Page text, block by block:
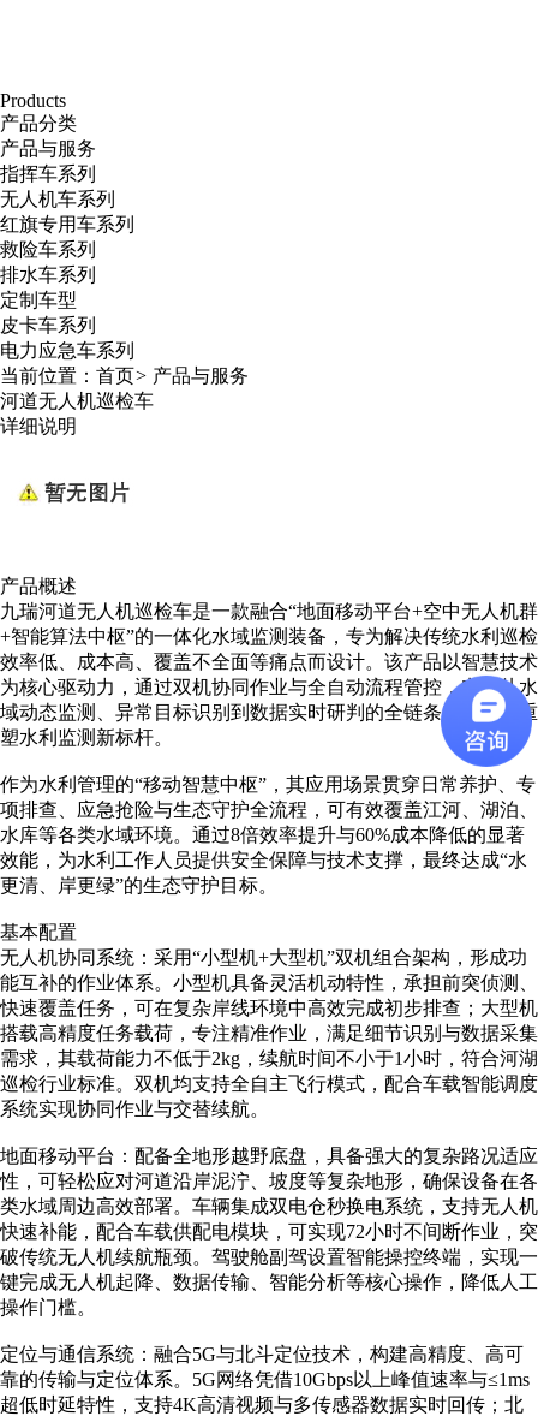
Products
产品分类
产品与服务
指挥车系列
无人机车系列
红旗专用车系列
救险车系列
排水车系列
定制车型
皮卡车系列
电力应急车系列
当前位置： 首页> 产品与服务
河道无人机巡检车
详细说明
产品概述
九瑞河道无人机巡检车是一款融合“地面移动平台+空中无人机群
+智能算法中枢”的一体化水域监测装备，专为解决传统水利巡检
效率低、成本高、覆盖不全面等痛点而设计。该产品以智慧技术
为核心驱动力，通过双机协同作业与全自动流程管控，实现从水
域动态监测、异常目标识别到数据实时研判的全链条智能化，重
塑水利监测新标杆。
作为水利管理的“移动智慧中枢”，其应用场景贯穿日常养护、专
项排查、应急抢险与生态守护全流程，可有效覆盖江河、湖泊、
水库等各类水域环境。通过8倍效率提升与60%成本降低的显著
效能，为水利工作人员提供安全保障与技术支撑，最终达成“水
更清、岸更绿”的生态守护目标。
基本配置
无人机协同系统：采用“小型机+大型机”双机组合架构，形成功
能互补的作业体系。小型机具备灵活机动特性，承担前突侦测、
快速覆盖任务，可在复杂岸线环境中高效完成初步排查；大型机
搭载高精度任务载荷，专注精准作业，满足细节识别与数据采集
需求，其载荷能力不低于2kg，续航时间不小于1小时，符合河湖
巡检行业标准。双机均支持全自主飞行模式，配合车载智能调度
系统实现协同作业与交替续航。
地面移动平台：配备全地形越野底盘，具备强大的复杂路况适应
性，可轻松应对河道沿岸泥泞、坡度等复杂地形，确保设备在各
类水域周边高效部署。车辆集成双电仓秒换电系统，支持无人机
快速补能，配合车载供配电模块，可实现72小时不间断作业，突
破传统无人机续航瓶颈。驾驶舱副驾设置智能操控终端，实现一
键完成无人机起降、数据传输、智能分析等核心操作，降低人工
操作门槛。
定位与通信系统：融合5G与北斗定位技术，构建高精度、高可
靠的传输与定位体系。5G网络凭借10Gbps以上峰值速率与≤1ms
超低时延特性，支持4K高清视频与多传感器数据实时回传；北